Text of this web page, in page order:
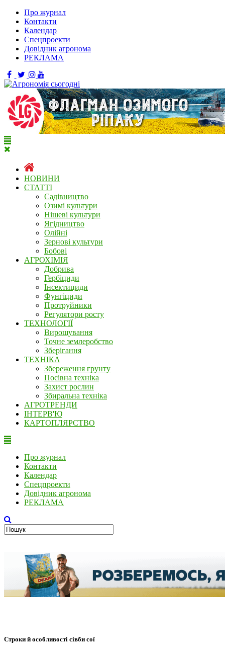
Про журнал
Контакти
Календар
Спецпроекти
Довідник агронома
РЕКЛАМА
НОВИНИ
СТАТТІ
Садівництво
Озимі культури
Нішеві культури
Ягідництво
Олійні
Зернові культури
Бобові
АГРОХІМІЯ
Добрива
Гербіциди
Інсектициди
Фунгіциди
Протруйники
Регулятори росту
ТЕХНОЛОГІЇ
Вирощування
Точне землеробство
Зберігання
ТЕХНІКА
Збереження грунту
Посівна техніка
Захист рослин
Збиральна техніка
АГРОТРЕНДИ
ІНТЕРВ'Ю
КАРТОПЛЯРСТВО
Про журнал
Контакти
Календар
Спецпроекти
Довідник агронома
РЕКЛАМА
Строки й особливості сівби сої